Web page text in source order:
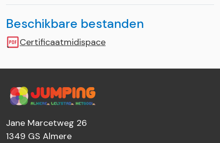
Beschikbare bestanden
Certificaatmidispace
Jane Marcetweg 26
1349 GS Almere